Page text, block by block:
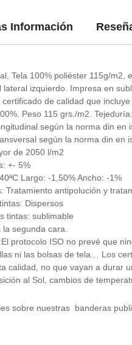
Información
Tela 100% poliéster 115g/
izquierdo. Impresa en
de calidad que
Peso 115 grs./m2.
según la norma din en
según la norma din en
de 2050 l/m2
+- 5%
Largo: -1,50% Ancho: -1%
Tratamiento antipolución y
Dispersos
tintas: sublimable
la segunda cara.
protocolo ISO no prevé que
ni las bolsas de tela… Los
calidad, no que vayan a durar
al Sol, cambios de
sobre nuestras banderas